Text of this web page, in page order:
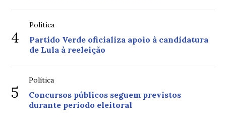
4
Política
Partido Verde oficializa apoio à candidatura
de Lula à reeleição
5
Política
Concursos públicos seguem previstos
durante período eleitoral